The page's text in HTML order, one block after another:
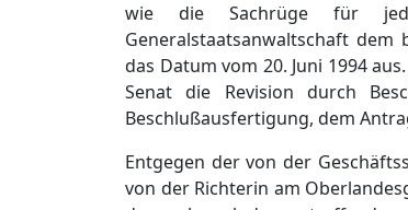
wie die Sachrüge für
Generalstaatsanwaltschaft
das Datum vom 20. Juni 1994
Senat die Revision durch
Beschlußausfertigung, dem
Entgegen der von der
von der Richterin am